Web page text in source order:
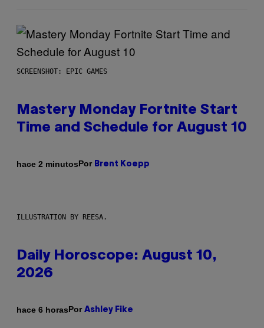
SCREENSHOT: EPIC GAMES
Mastery Monday Fortnite Start
Time and Schedule for August 10
hace 2 minutosPor Brent Koepp
ILLUSTRATION BY REESA.
Daily Horoscope: August 10,
2026
hace 6 horasPor Ashley Fike